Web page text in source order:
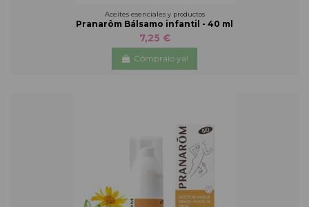
Aceites esenciales y productos
Pranarôm Bálsamo infantil - 40 ml
7,25 €
Cómpralo ya!